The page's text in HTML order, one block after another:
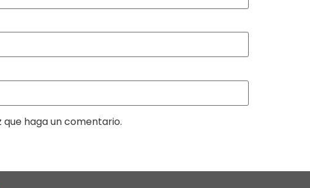
haga un comentario.